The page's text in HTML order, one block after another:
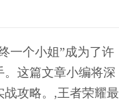
一个小姐”成为了许
这篇文章小编将深
攻略。,王者荣耀最